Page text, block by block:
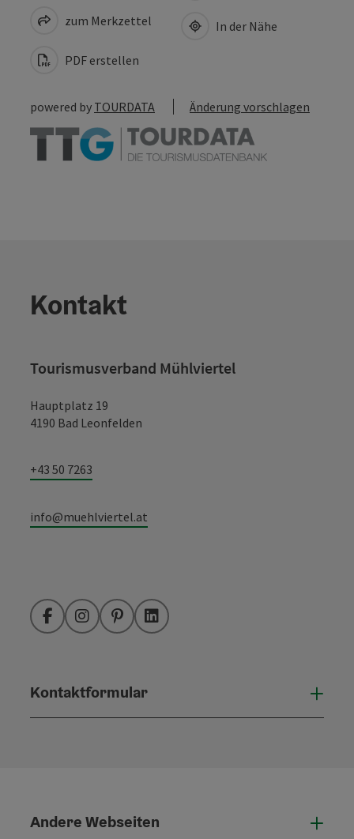
zum Merkzettel
PDF erstellen
In der Nähe
powered by TOURDATA Änderung vorschlagen
Kontakt
Tourismusverband Mühlviertel
Hauptplatz 19
4190 Bad Leonfelden
+43 50 7263
info@muehlviertel.at
FacebookInstagramPinterestLinkedIn
Kontaktformular
Andere Webseiten